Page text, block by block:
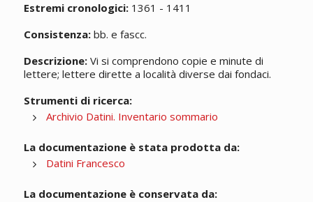
Estremi cronologici:1361 - 1411
Consistenza:bb. e fascc.
Descrizione:Vi si comprendono copie e minute di
lettere; lettere dirette a località diverse dai fondaci.
Strumenti di ricerca:
Archivio Datini. Inventario sommario
La documentazione è stata prodotta da:
Datini Francesco
La documentazione è conservata da: